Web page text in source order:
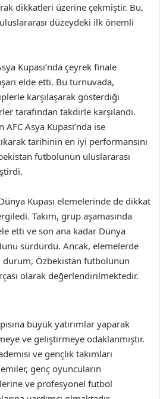
dikkatleri üzerine çekmiştir. Bu,
düzeydeki ilk önemli
Kupası’nda çeyrek finale
elde etti. Bu turnuvada,
karşılaşarak gösterdiği
tarafından takdirle karşılandı.
Asya Kupası’nda ise
tarihinin en iyi performansını
futbolunun uluslararası
Kupası elemelerinde de dikkat
Takım, grup aşamasında
etti ve son ana kadar Dünya
sürdürdü. Ancak, elemelerde
durum, Özbekistan futbolunun
olarak değerlendirilmektedir.
büyük yatırımlar yaparak
ve geliştirmeye odaklanmıştır.
ve gençlik takımları
genç oyuncuların
ve profesyonel futbol